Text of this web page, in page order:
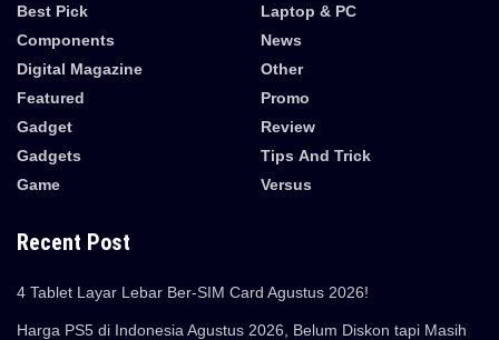
Best Pick
Components
Digital Magazine
Featured
Gadget
Gadgets
Game
Laptop & PC
News
Other
Promo
Review
Tips And Trick
Versus
Recent Post
4 Tablet Layar Lebar Ber-SIM Card Agustus 2026!
Harga PS5 di Indonesia Agustus 2026, Belum Diskon tapi Masih